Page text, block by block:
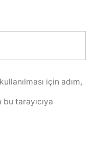
için adım,
tarayıcıya